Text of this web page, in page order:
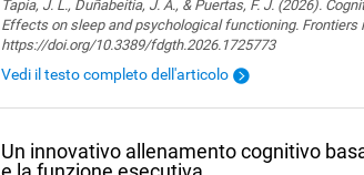
Tapia, J. L., Duñabeitia, J. A., & Puertas, F. J. (2026).
Effects on sleep and psychological functioning. Frontiers
https://doi.org/10.3389/fdgth.2026.1725773
Vedi il testo completo dell'articolo
Un innovativo allenamento cognitivo